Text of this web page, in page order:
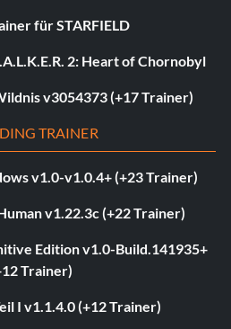
für STARFIELD
2: Heart of Chornobyl
v3054373 (+17 Trainer)
TRAINER
v1.0-v1.0.4+ (+23 Trainer)
v1.22.3c (+22 Trainer)
Edition v1.0-Build.141935+
Trainer)
I v1.1.4.0 (+12 Trainer)